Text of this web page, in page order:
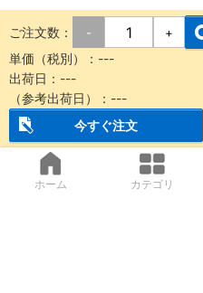
ご注文数： - +
単価（税別）： ---
出荷日： ---
（参考出荷日）： ---
今すぐ注文
ホーム カテゴリ